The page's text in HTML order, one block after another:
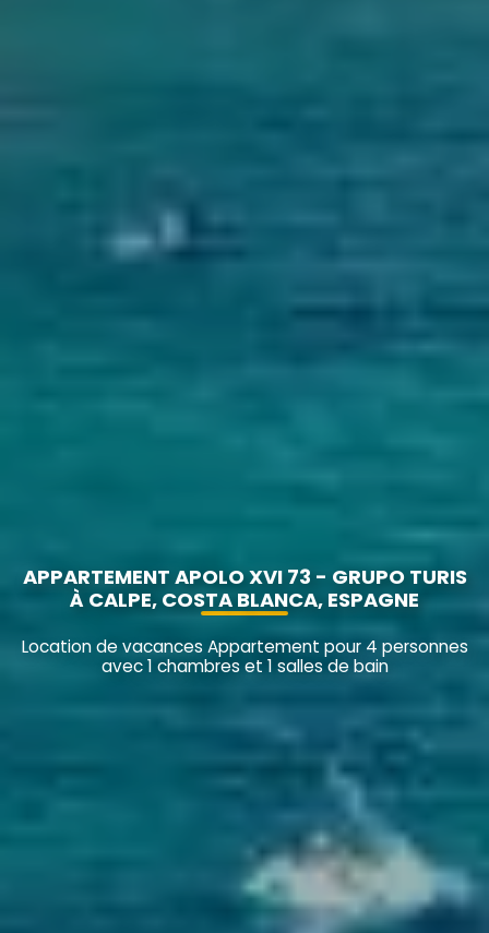
APPARTEMENT APOLO XVI 73 - GRUPO TURIS
À CALPE, COSTA BLANCA, ESPAGNE
Location de vacances Appartement pour 4 personnes
avec 1 chambres et 1 salles de bain